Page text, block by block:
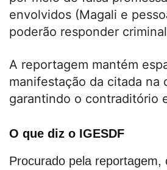
envolvidos (Magali e
poderão responder
A reportagem mantém
manifestação da citada na
garantindo o contraditório
O que diz o IGESDF
Procurado pela reportagem,